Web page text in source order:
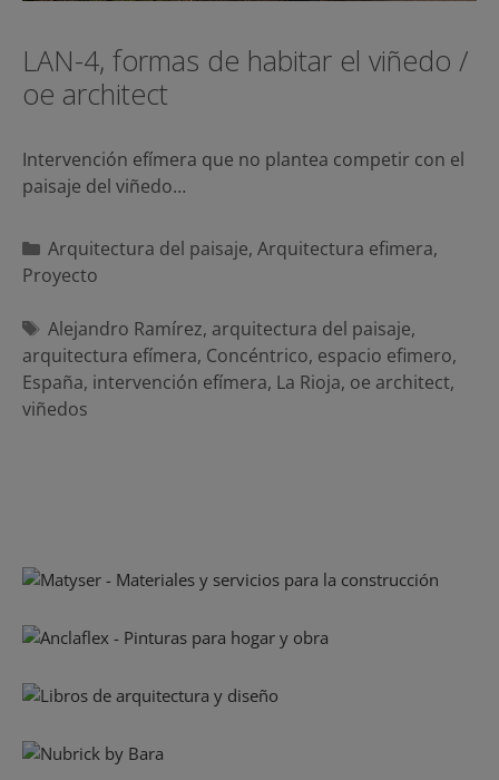
LAN-4, formas de habitar el viñedo /
oe architect
Intervención efímera que no plantea competir con el
paisaje del viñedo…
Categorías
Arquitectura del paisaje, Arquitectura efimera,
Proyecto
Etiquetas
Alejandro Ramírez, arquitectura del paisaje,
arquitectura efímera, Concéntrico, espacio efimero,
España, intervención efímera, La Rioja, oe architect,
viñedos